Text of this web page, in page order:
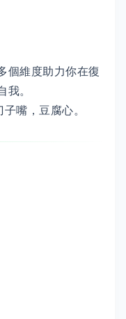
個維度助力你在復
我。
嘴，豆腐心。